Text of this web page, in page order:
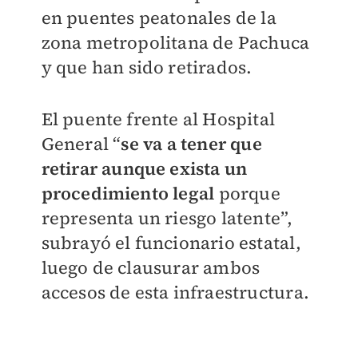
en puentes peatonales de la
zona metropolitana de Pachuca
y que han sido retirados.
El puente frente al Hospital
General “se va a tener que
retirar aunque exista un
procedimiento legal porque
representa un riesgo latente”,
subrayó el funcionario estatal,
luego de clausurar ambos
accesos de esta infraestructura.